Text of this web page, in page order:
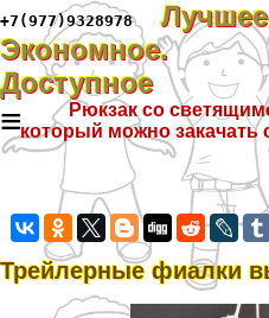
+7(977)9328978
Экономное.
Доступное
≡
Рюкзак со
который можно закачать
Трейлерные фиалки